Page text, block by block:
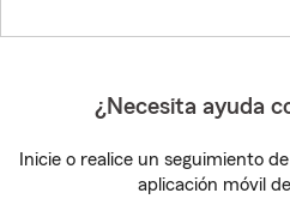
¿Necesita ayuda
Inicie o realice un seguimiento
aplicación móvil